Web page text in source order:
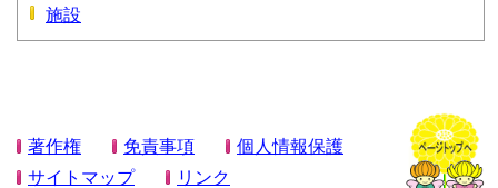
施設
著作権 免責事項
個人情報保護
サイトマップ
リンク